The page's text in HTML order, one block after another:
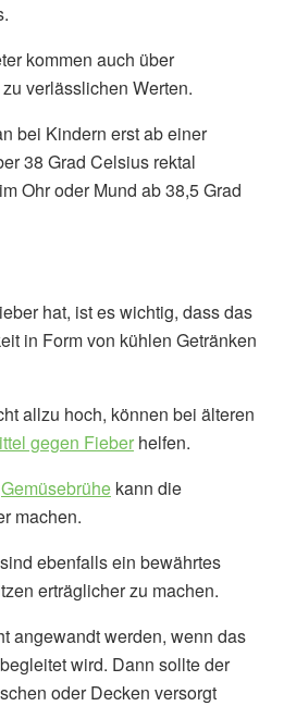
kommen auch über
verlässlichen Werten.
bei Kindern erst ab einer
38 Grad Celsius rektal
Ohr oder Mund ab 38,5 Grad
hat, ist es wichtig, dass das
in Form von kühlen Getränken
allzu hoch, können bei älteren
gegen Fieber helfen.
Gemüsebrühe kann die
machen.
sind ebenfalls ein bewährtes
erträglicher zu machen.
angewandt werden, wenn das
begleitet wird. Dann sollte der
oder Decken versorgt